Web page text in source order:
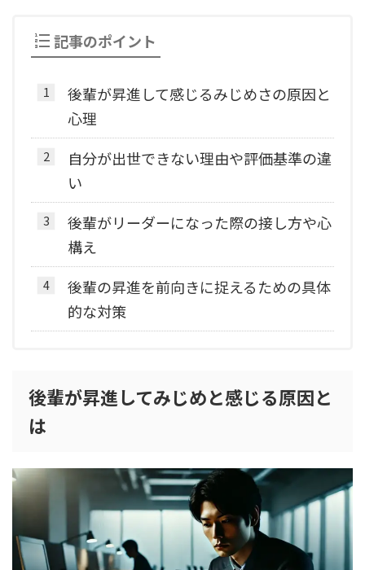
記事のポイント
後輩が昇進して感じるみじめさの原因と
心理
自分が出世できない理由や評価基準の違
い
後輩がリーダーになった際の接し方や心
構え
後輩の昇進を前向きに捉えるための具体
的な対策
後輩が昇進してみじめと感じる原因と
は